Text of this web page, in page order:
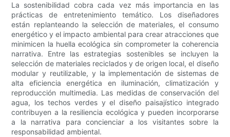
La sostenibilidad cobra cada vez más importancia en las
prácticas de entretenimiento temático. Los diseñadores
están replanteando la selección de materiales, el consumo
energético y el impacto ambiental para crear atracciones que
minimicen la huella ecológica sin comprometer la coherencia
narrativa. Entre las estrategias sostenibles se incluyen la
selección de materiales reciclados y de origen local, el diseño
modular y reutilizable, y la implementación de sistemas de
alta eficiencia energética en iluminación, climatización y
reproducción multimedia. Las medidas de conservación del
agua, los techos verdes y el diseño paisajístico integrado
contribuyen a la resiliencia ecológica y pueden incorporarse
a la narrativa para concienciar a los visitantes sobre la
responsabilidad ambiental.